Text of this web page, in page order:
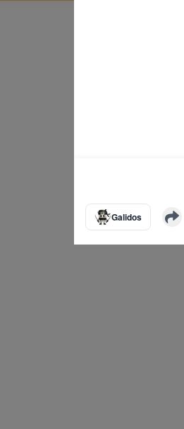
Galidos